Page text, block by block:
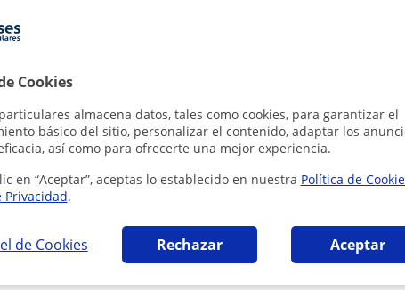
Cookies
almacena datos, tales como cookies, para garantizar el
básico del sitio, personalizar el contenido, adaptar los
así como para ofrecerte una mejor experiencia.
en “Aceptar”, aceptas lo establecido en nuestra Política de
Privacidad.
de Cookies Rechazar Aceptar
Al hacer
¿Hay algún error en este perfil?Cuéntanos